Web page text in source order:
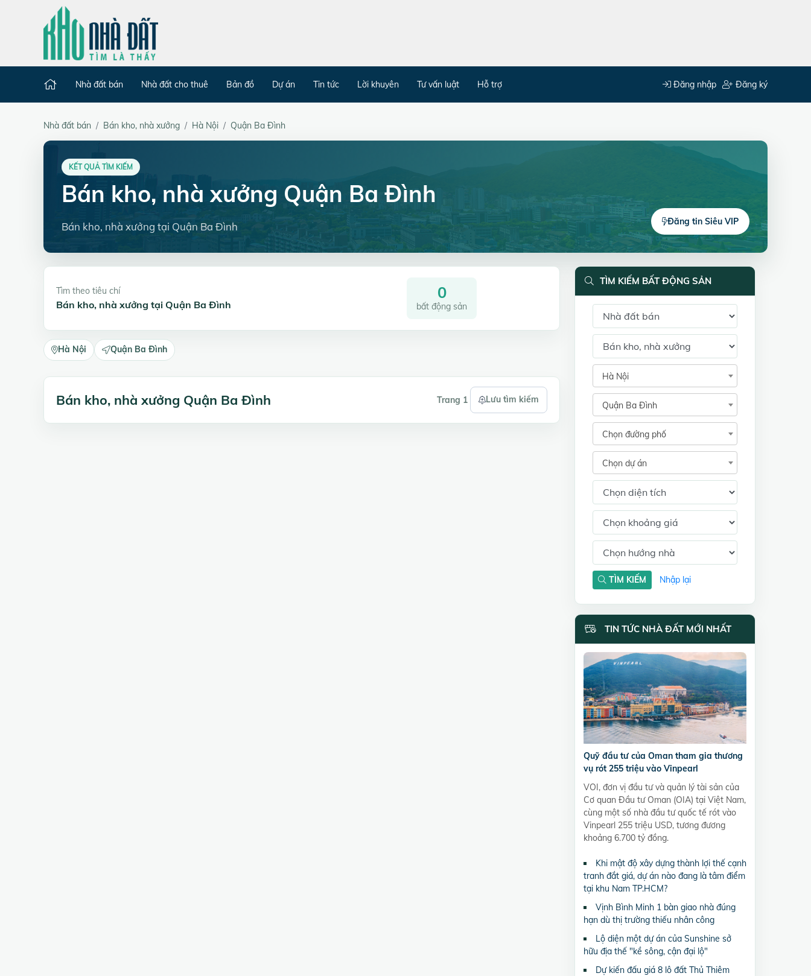
Nhà đất bán Nhà đất cho thuê Bản đồ Dự án Tin tức Lời khuyên Tư vấn luật Hỗ trợ Đăng nhập Đăng ký
Nhà đất bán Bán kho, nhà xưởng Hà Nội Quận Ba Đình
KẾT QUẢ TÌM KIẾM
Bán kho, nhà xưởng Quận Ba Đình
Bán kho, nhà xưởng tại Quận Ba Đình Đăng tin Siêu VIP
Tìm theo tiêu chí
Bán kho, nhà xưởng tại Quận Ba Đình
0
bất động sản
Hà Nội Quận Ba Đình
Bán kho, nhà xưởng Quận Ba Đình Trang 1 Lưu tìm kiếm
TÌM KIẾM BẤT ĐỘNG SẢN
Hà Nội
Quận Ba Đình
Chọn đường phố
Chọn dự án
TÌM KIẾM Nhập lại
TIN TỨC NHÀ ĐẤT MỚI NHẤT
Quỹ đầu tư của Oman tham gia thương
vụ rót 255 triệu vào Vinpearl
VOI, đơn vị đầu tư và quản lý tài sản của
Cơ quan Đầu tư Oman (OIA) tại Việt Nam,
cùng một số nhà đầu tư quốc tế rót vào
Vinpearl 255 triệu USD, tương đương
khoảng 6.700 tỷ đồng.
Khi mật độ xây dựng thành lợi thế cạnh
tranh đắt giá, dự án nào đang là tâm điểm
tại khu Nam TP.HCM?
Vịnh Bình Minh 1 bàn giao nhà đúng
hạn dù thị trường thiếu nhân công
Lộ diện một dự án của Sunshine sở
hữu địa thế "kề sông, cận đại lộ"
Dự kiến đấu giá 8 lô đất Thủ Thiêm